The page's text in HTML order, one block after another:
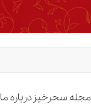
مجله سحرخیز درباره ما